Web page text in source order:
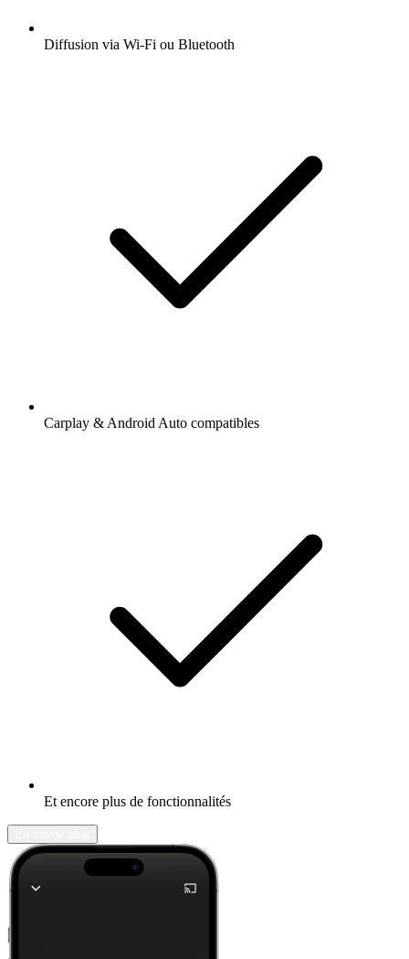
Diffusion via Wi-Fi ou Bluetooth
Carplay & Android Auto compatibles
Et encore plus de fonctionnalités